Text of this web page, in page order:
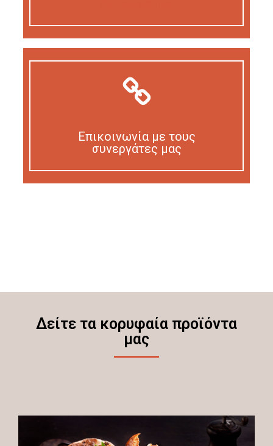
Επικοινωνία με τους
συνεργάτες μας
Δείτε τα κορυφαία προϊόντα
μας